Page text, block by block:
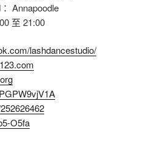
Annapoodle
至 21:00
lashdancestudio/
O5fa